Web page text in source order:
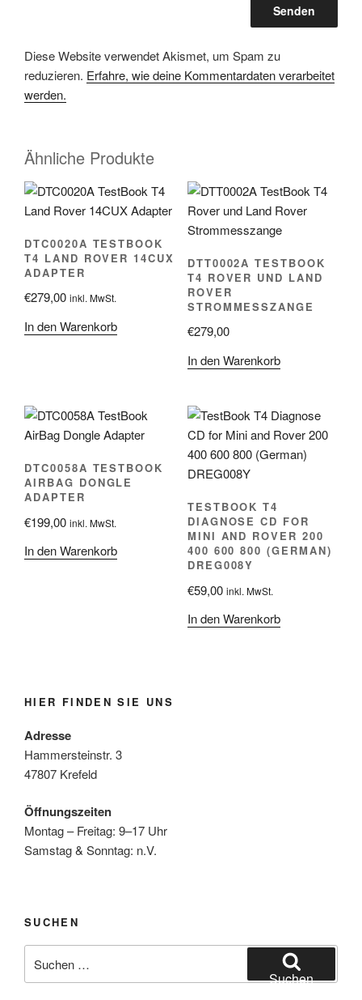
Diese Website verwendet Akismet, um Spam zu
reduzieren. Erfahre, wie deine Kommentardaten verarbeitet
werden.
Ähnliche Produkte
DTC0020A TESTBOOK
T4 LAND ROVER 14CUX
ADAPTER
€279,00 inkl. MwSt.
In den Warenkorb
DTT0002A TESTBOOK
T4 ROVER UND LAND
ROVER
STROMMESSZANGE
€279,00
In den Warenkorb
DTC0058A TESTBOOK
AIRBAG DONGLE
ADAPTER
€199,00 inkl. MwSt.
In den Warenkorb
TESTBOOK T4
DIAGNOSE CD FOR
MINI AND ROVER 200
400 600 800 (GERMAN)
DREG008Y
€59,00 inkl. MwSt.
In den Warenkorb
HIER FINDEN SIE UNS
Adresse
Hammersteinstr. 3
47807 Krefeld
Öffnungszeiten
Montag – Freitag: 9–17 Uhr
Samstag & Sonntag: n.V.
SUCHEN
nach:
Suchen